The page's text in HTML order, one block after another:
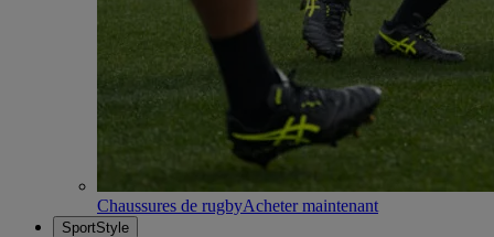
Chaussures de rugbyAcheter maintenant
SportStyle